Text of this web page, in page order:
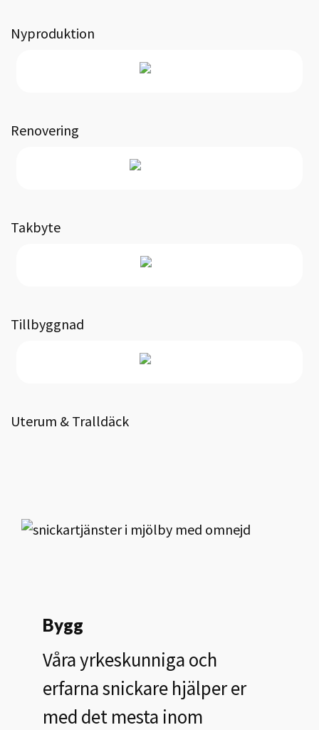
Nyproduktion
Renovering
Takbyte
Tillbyggnad
Uterum & Tralldäck
Bygg
Våra yrkeskunniga och
erfarna snickare hjälper er
med det mesta inom